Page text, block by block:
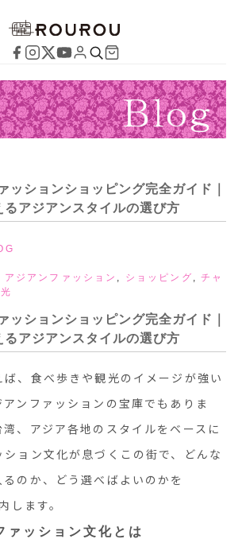
ッションショッピング完全ガイド｜
るアジアンスタイルの選び方
アジアンファッション ショッピング ,チャ
ッションショッピング完全ガイド｜
るアジアンスタイルの選び方
、食べ歩きや観光のイメージが強い
ンファッションの宝庫でもありま
、アジア各地のスタイルをベースに
ション文化が息づくこの街で、どんな
のか、どう選べばよいのかを
します。
ァッション文化とは